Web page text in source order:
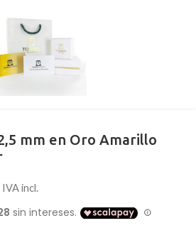
mm en Oro Amarillo
IVA incl.